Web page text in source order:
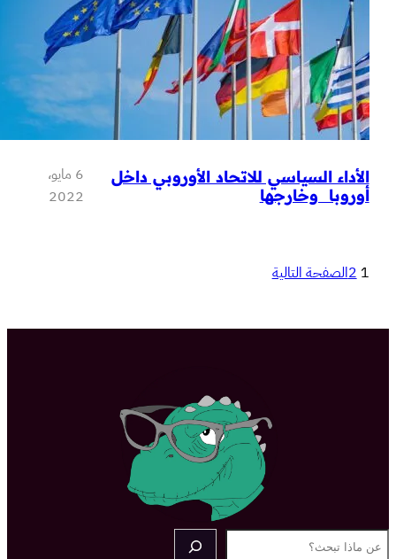
للاتحاد الأوروبي داخل
وخارجها
6 مايو،
2022
التالية